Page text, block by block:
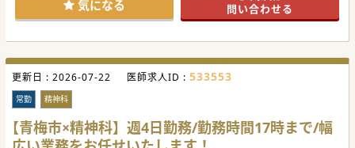
#秋入職可気になる 問い合わせる
更新日 : 2026-07-22 医師求人ID : 533553
常勤 精神科
【青梅市×精神科】週4日勤務/勤務時間17時まで/幅